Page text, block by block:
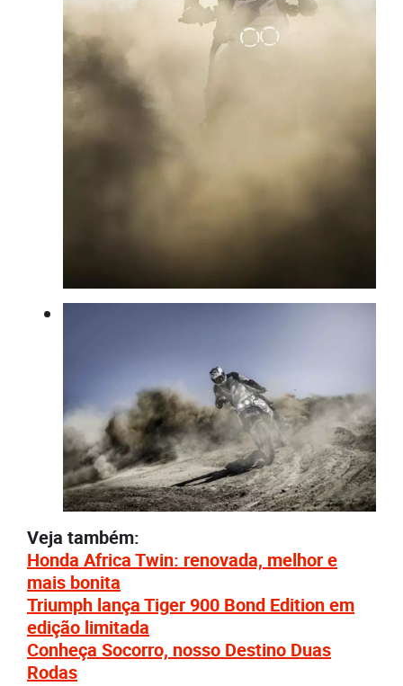
Veja também:
Honda Africa Twin: renovada, melhor e
mais bonita
Triumph lança Tiger 900 Bond Edition em
edição limitada
Conheça Socorro, nosso Destino Duas
Rodas